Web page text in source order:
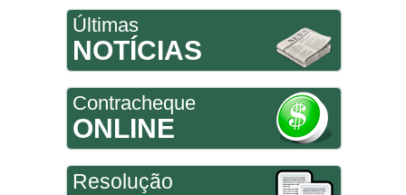
Últimas
NOTÍCIAS
Contracheque
ONLINE
Resolução